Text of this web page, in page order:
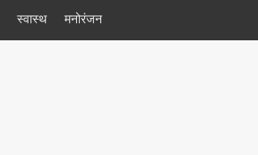
स्वास्थ मनोरंजन